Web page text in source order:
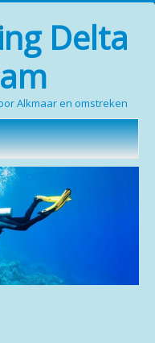
Delta
Alkmaar en omstreken